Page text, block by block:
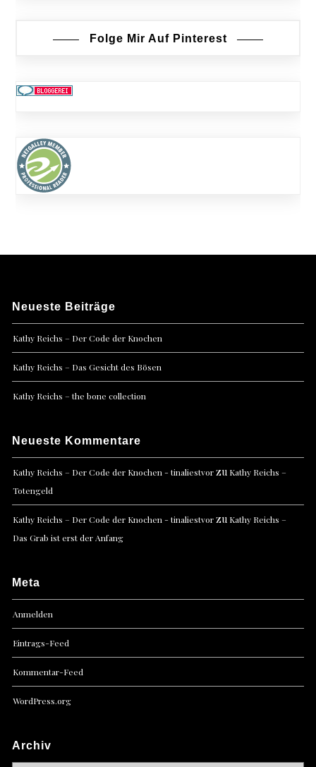
Folge Mir Auf Pinterest
Neueste Beiträge
Kathy Reichs – Der Code der Knochen
Kathy Reichs – Das Gesicht des Bösen
Kathy Reichs – the bone collection
Neueste Kommentare
Kathy Reichs – Der Code der Knochen - tinaliestvorzu Kathy Reichs –
Totengeld
Kathy Reichs – Der Code der Knochen - tinaliestvorzu Kathy Reichs –
Das Grab ist erst der Anfang
Meta
Anmelden
Eintrags-Feed
Kommentar-Feed
WordPress.org
Archiv